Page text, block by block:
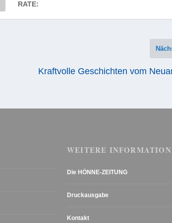
RATE:
Kraftvolle Geschichten vom
WEITERE
Die HÖNNE-ZEITUNG
Druckausgabe
Kontakt